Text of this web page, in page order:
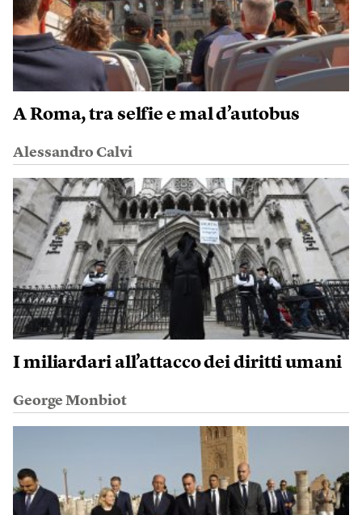
A Roma, tra selfie e mal d’autobus
Alessandro Calvi
I miliardari all’attacco dei diritti umani
George Monbiot